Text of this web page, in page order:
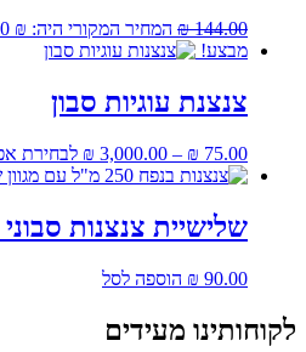
₪144.00 המחיר המקורי היה: ₪ 144.00.
מבצע!
צנצנת עוגיות סבון
₪ 75.00
–
₪ 3,000.00 לבחירת
שלישיית צנצנות סבוני
₪ 90.00 הוספה לסל
לקוחותינו מעידים